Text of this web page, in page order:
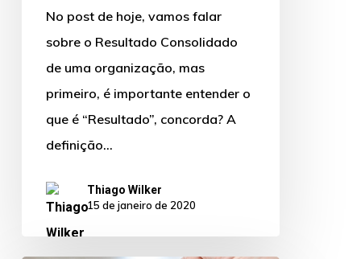
No post de hoje, vamos falar
sobre o Resultado Consolidado
de uma organização, mas
primeiro, é importante entender o
que é “Resultado”, concorda? A
definição…
Thiago Wilker
15 de janeiro de 2020